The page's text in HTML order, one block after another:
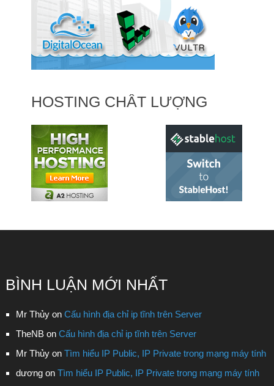
HOSTING CHẤT LƯỢNG
BÌNH LUẬN MỚI NHẤT
Mr Thủyon Cấu hình địa chỉ ip tĩnh trên Server
TheNBon Cấu hình địa chỉ ip tĩnh trên Server
Mr Thủyon Tìm hiểu IP Public, IP Private trong mạng máy tính
dươngon Tìm hiểu IP Public, IP Private trong mạng máy tính